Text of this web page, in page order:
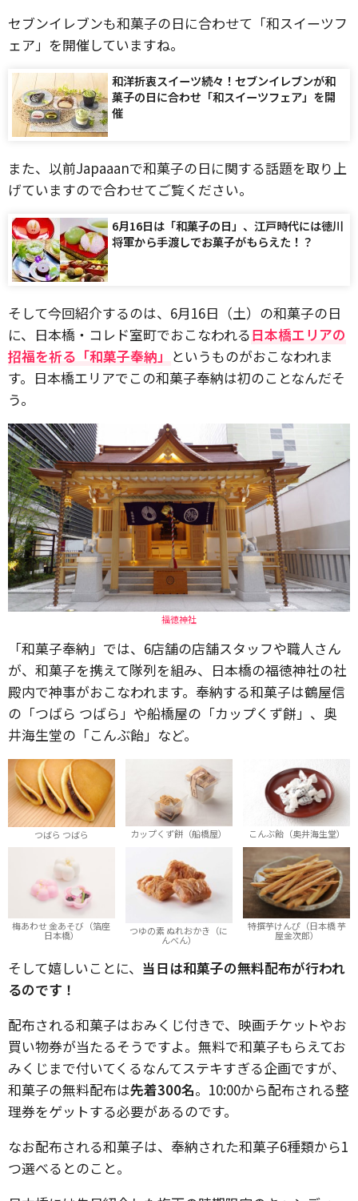
セブンイレブンも和菓子の日に合わせて「和スイーツフ
ェア」を開催していますね。
和洋折衷スイーツ続々！セブンイレブンが和
菓子の日に合わせ「和スイーツフェア」を開
催
また、以前Japaaanで和菓子の日に関する話題を取り上
げていますので合わせてご覧ください。
6月16日は「和菓子の日」、江戸時代には徳川
将軍から手渡しでお菓子がもらえた！？
そして今回紹介するのは、6月16日（土）の和菓子の日
に、日本橋・コレド室町でおこなわれる日本橋エリアの
招福を祈る「和菓子奉納」 というものがおこなわれま
す。日本橋エリアでこの和菓子奉納は初のことなんだそ
う。
福徳神社
「和菓子奉納」では、6店舗の店舗スタッフや職人さん
が、和菓子を携えて隊列を組み、日本橋の福徳神社の社
殿内で神事がおこなわれます。奉納する和菓子は鶴屋信
の「つばら つばら」や船橋屋の「カップくず餅」、奥
井海生堂の「こんぶ飴」など。
つばら つばら カップくず餅（船橋屋） こんぶ飴（奥井海生堂）
梅あわせ 金あそび（箔座
日本橋） つゆの素 ぬれおかき（に
んべん）
特撰芋けんぴ（日本橋 芋
屋金次郎）
そして嬉しいことに、 当日は和菓子の無料配布が行われ
るのです！
配布される和菓子はおみくじ付きで、映画チケットやお
買い物券が当たるそうですよ。無料で和菓子もらえてお
みくじまで付いてくるなんてステキすぎる企画ですが、
和菓子の無料配布は先着300名。10:00から配布される整
理券をゲットする必要があるのです。
なお配布される和菓子は、奉納された和菓子6種類から1
つ選べるとのこと。